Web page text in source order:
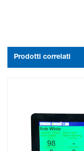
Prodotti correlati